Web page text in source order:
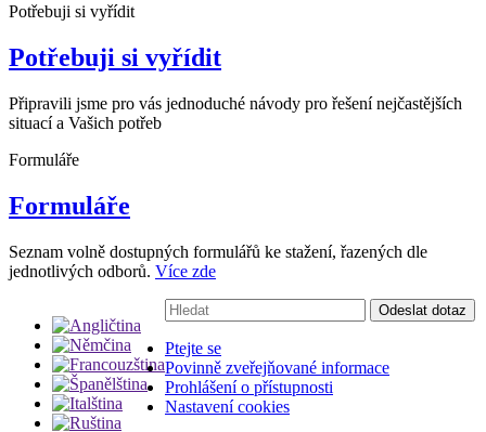
Potřebuji si vyřídit
Potřebuji si vyřídit
Připravili jsme pro vás jednoduché návody pro řešení nejčastějších
situací a Vašich potřeb
Formuláře
Formuláře
Seznam volně dostupných formulářů ke stažení, řazených dle
jednotlivých odborů. Více zde
Vyhledávání:
Odeslat dotaz
Ptejte se
Povinně zveřejňované informace
Prohlášení o přístupnosti
Nastavení cookies